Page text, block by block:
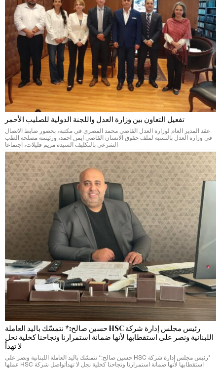
تفعيل التعاون بين وزارة العدل واللجنة الدولية للصليب الأحمر
عقد المدير العام لوزارة العدل القاضي محمد المصري في مكتبه، بحضور ضابط الاتصال
في وزارة العدل بالنسبة لملف حقوق الانسان القاضي ايمن احمد، ورئيسة مصلحة الطب
الشرعي بالتكليف السيدة مريم قليلات، اجتماعا
رئيس مجلس إدارة شركة HSC حسين صالح:* نتمسّك باليد العاملة
اللبنانية ونصر على استقطابها لأنها ضمانة استمرارنا ونجاحنا كخلية نحل
لا تهدأ
*رئيس مجلس إدارة شركة HSC حسين صالح:* نتمسّك باليد العاملة اللبنانية ونصر على
استقطابها لأنها ضمانة استمرارنا ونجاحنا كخلية نحل لا تهدأتواصل شركة HSC عملها